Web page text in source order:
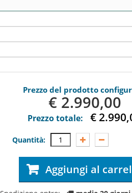
Prezzo del prodotto
€ 2.990,0
Prezzo totale: €
Quantità:
Aggiungi al